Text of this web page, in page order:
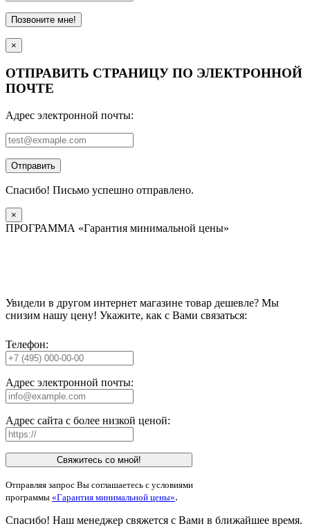
Позвоните мне!
×
ОТПРАВИТЬ СТРАНИЦУ ПО ЭЛЕКТРОННОЙ
ПОЧТЕ
Адрес электронной почты:
Отправить
Спасибо! Письмо успешно отправлено.
×
ПРОГРАММА «Гарантия минимальной цены»
Увидели в другом интернет магазине товар дешевле? Мы
снизим нашу цену! Укажите, как с Вами связаться:
Телефон:
Адрес электронной почты:
Адрес сайта с более низкой ценой:
Свяжитесь со мной!
Отправляя запрос Вы соглашаетесь с условиями
программы «Гарантия минимальной цены».
Спасибо! Наш менеджер свяжется с Вами в ближайшее время.